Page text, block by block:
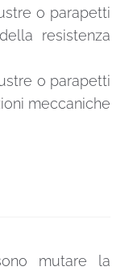
o parapetti
resistenza
o parapetti
meccaniche
mutare la